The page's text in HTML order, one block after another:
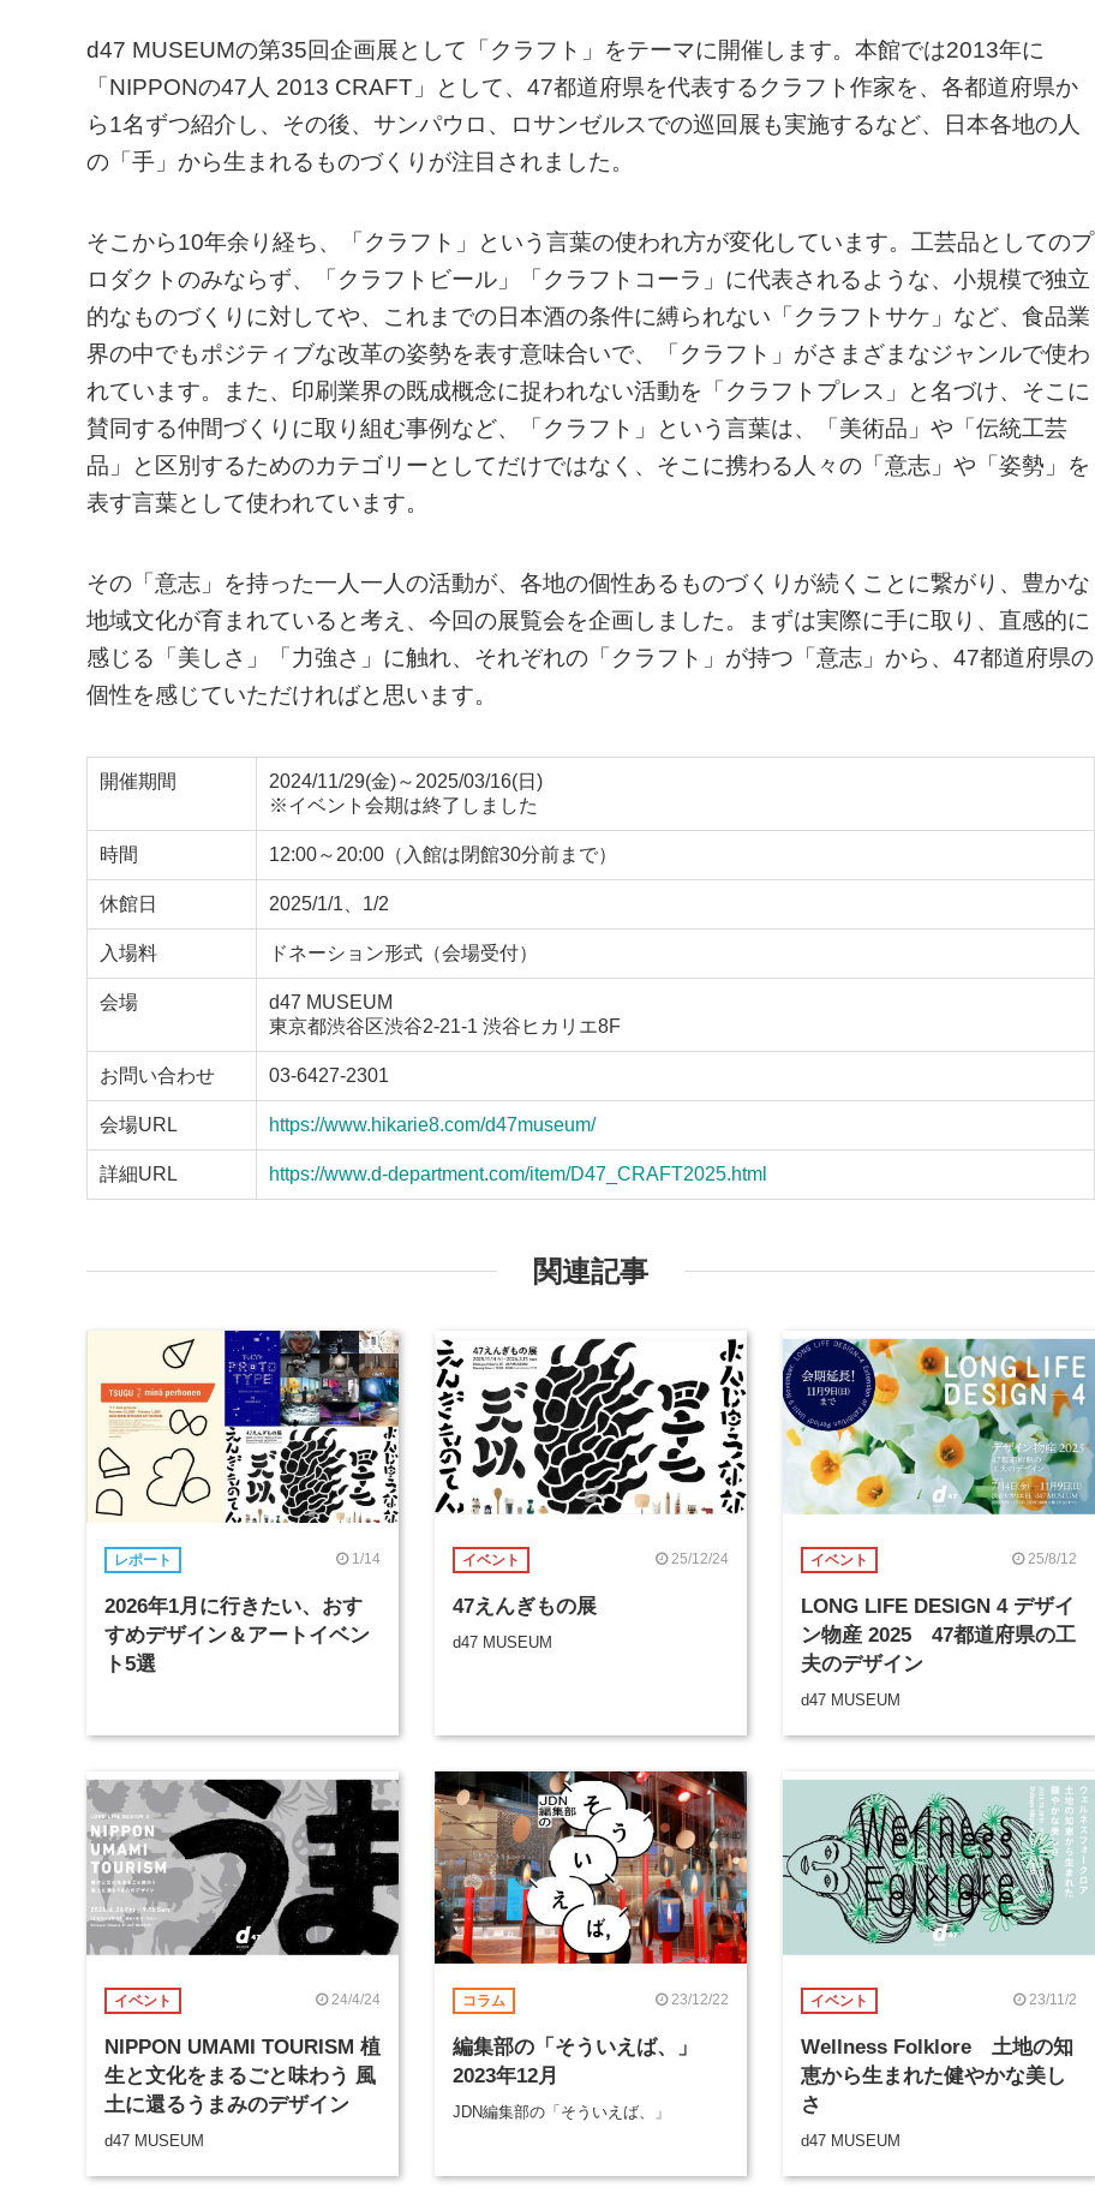
d47 MUSEUMの第35回企画展として「クラフト」をテーマに開催します。本館では2013年に
「NIPPONの47人 2013 CRAFT」として、47都道府県を代表するクラフト作家を、各都道府県か
ら1名ずつ紹介し、その後、サンパウロ、ロサンゼルスでの巡回展も実施するなど、日本各地の人
の「手」から生まれるものづくりが注目されました。
そこから10年余り経ち、「クラフト」という言葉の使われ方が変化しています。工芸品としてのプ
ロダクトのみならず、「クラフトビール」「クラフトコーラ」に代表されるような、小規模で独立
的なものづくりに対してや、これまでの日本酒の条件に縛られない「クラフトサケ」など、食品業
界の中でもポジティブな改革の姿勢を表す意味合いで、「クラフト」がさまざまなジャンルで使わ
れています。また、印刷業界の既成概念に捉われない活動を「クラフトプレス」と名づけ、そこに
賛同する仲間づくりに取り組む事例など、「クラフト」という言葉は、「美術品」や「伝統工芸
品」と区別するためのカテゴリーとしてだけではなく、そこに携わる人々の「意志」や「姿勢」を
表す言葉として使われています。
その「意志」を持った一人一人の活動が、各地の個性あるものづくりが続くことに繋がり、豊かな
地域文化が育まれていると考え、今回の展覧会を企画しました。まずは実際に手に取り、直感的に
感じる「美しさ」「力強さ」に触れ、それぞれの「クラフト」が持つ「意志」から、47都道府県の
個性を感じていただければと思います。
開催期間
2024/11/29(金)～2025/03/16(日)
※イベント会期は終了しました
時間 12:00～20:00（入館は閉館30分前まで）
休館日 2025/1/1、1/2
入場料 ドネーション形式（会場受付）
会場
d47 MUSEUM
東京都渋谷区渋谷2-21-1 渋谷ヒカリエ8F
お問い合わせ 03-6427-2301
会場URL https://www.hikarie8.com/d47museum/
詳細URL https://www.d-department.com/item/D47_CRAFT2025.html
関連記事
レポート 1/14
2026年1月に行きたい、おす
すめデザイン＆アートイベン
ト5選
イベント 25/12/24
47えんぎもの展
d47 MUSEUM
イベント 25/8/12
LONG LIFE DESIGN 4 デザイ
ン物産 2025 47都道府県の工
夫のデザイン
d47 MUSEUM
イベント 24/4/24
NIPPON UMAMI TOURISM 植
生と文化をまるごと味わう 風
土に還るうまみのデザイン
d47 MUSEUM
コラム 23/12/22
編集部の「そういえば、」
2023年12月
JDN編集部の「そういえば、」
イベント 23/11/2
Wellness Folklore 土地の知
恵から生まれた健やかな美し
さ
d47 MUSEUM